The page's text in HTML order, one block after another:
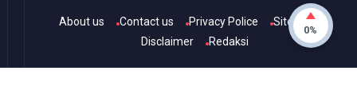
About us Contact us Privacy Police
Sitemap
Disclaimer
Redaksi
0%